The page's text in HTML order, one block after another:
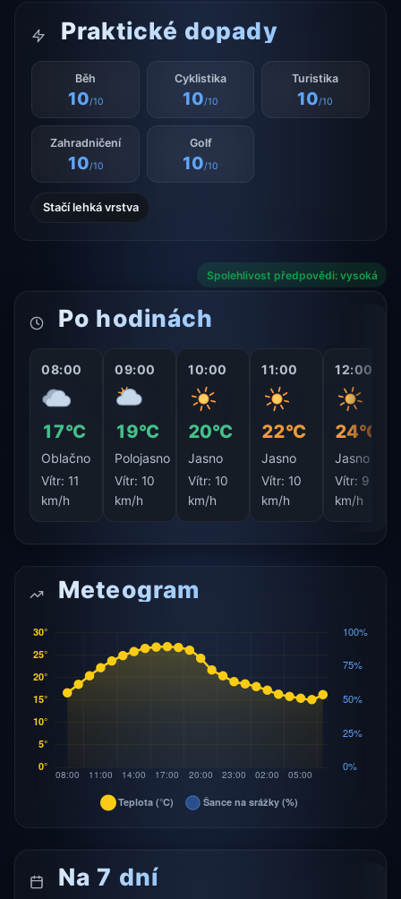
Praktické dopady
Běh
10/10
Cyklistika
10/10
Turistika
10/10
Zahradničení
10/10
Golf
10/10
Stačí lehká vrstva
Spolehlivost předpovědi: vysoká
Po hodinách
08:00
17°C
Oblačno
Vítr: 11
km/h
09:00
19°C
Polojasno
Vítr: 10
km/h
10:00
20°C
Jasno
Vítr: 10
km/h
11:00
22°C
Jasno
Vítr: 10
km/h
12:00
24°C
Jasno
Vítr: 9
km/h
Meteogram
Na 7 dní